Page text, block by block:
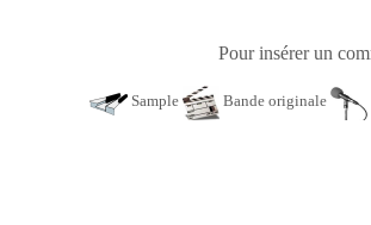
Pour insérer un
Sample Bande originale